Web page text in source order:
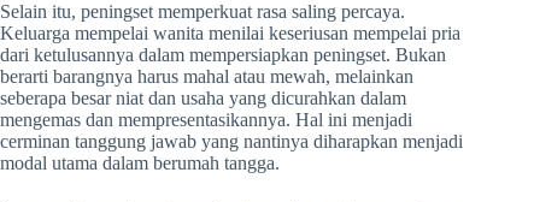
Selain itu, peningset memperkuat rasa saling percaya.
Keluarga mempelai wanita menilai keseriusan mempelai pria
dari ketulusannya dalam mempersiapkan peningset. Bukan
berarti barangnya harus mahal atau mewah, melainkan
seberapa besar niat dan usaha yang dicurahkan dalam
mengemas dan mempresentasikannya. Hal ini menjadi
cerminan tanggung jawab yang nantinya diharapkan menjadi
modal utama dalam berumah tangga.